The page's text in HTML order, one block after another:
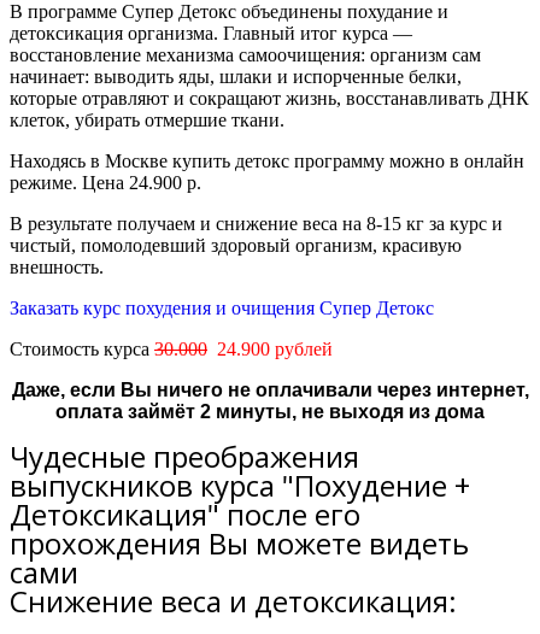
В программе Супер Детокс объединены похудание и
детоксикация организма. Главный итог курса —
восстановление механизма самоочищения: организм сам
начинает: выводить яды, шлаки и испорченные белки,
которые отравляют и сокращают жизнь, восстанавливать ДНК
клеток, убирать отмершие ткани.
Находясь в Москве купить детокс программу можно в онлайн
режиме. Цена 24.900 р.
В результате получаем и снижение веса на 8-15 кг за курс и
чистый, помолодевший здоровый организм, красивую
внешность.
Заказать курс похудения и очищения Супер Детокс
Стоимость курса 30.000 24.900 рублей
Даже, если Вы ничего не оплачивали через интернет,
оплата займёт 2 минуты, не выходя из дома
Чудесные преображения
выпускников курса "Похудение +
Детоксикация" после его
прохождения Вы можете видеть
сами
Снижение веса и детоксикация: